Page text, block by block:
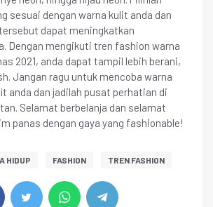
sesuai dengan warna kulit anda dan
dapat meningkatkan
Dengan mengikuti tren fashion warna
2021, anda dapat tampil lebih berani,
Jangan ragu untuk mencoba warna
anda dan jadilah pusat perhatian di
Selamat berbelanja dan selamat
panas dengan gaya yang fashionable!
HIDUP FASHION TREN FASHION